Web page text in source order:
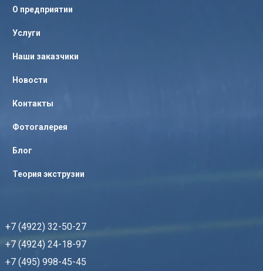
О предприятии
Услуги
Наши заказчики
Новости
Контакты
Фотогалерея
Блог
Теория экструзии
+7 (4922) 32-50-27
+7 (4924) 24-18-97
+7 (495) 998-45-45